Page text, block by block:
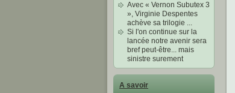
Avec « Vernon Subutex 3
», Virginie Despentes
achève sa trilogie ...
Si l'on continue sur la
lancée notre avenir sera
bref peut-être... mais
sinistre surement
A savoir